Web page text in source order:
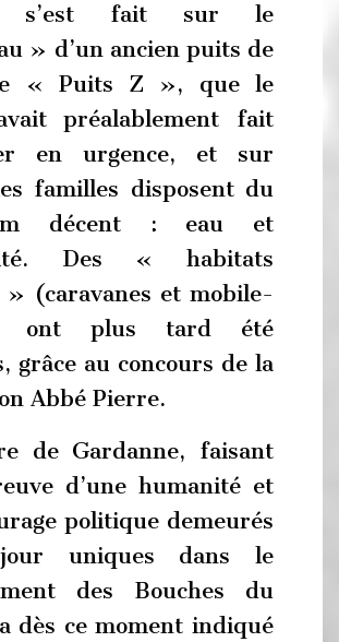
s’est fait sur le
» d’un ancien puits de
« Puits Z », que le
préalablement fait
en urgence, et sur
familles disposent du
décent : eau et
Des « habitats
» (caravanes et mobile-
ont plus tard été
grâce au concours de la
Abbé Pierre.
de Gardanne, faisant
d’une humanité et
politique demeurés
uniques dans le
des Bouches du
dès ce moment indiqué